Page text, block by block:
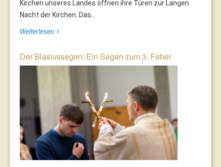
Kirchen unseres Landes öffnen ihre Türen zur Langen
Nacht der Kirchen. Das...
Weiterlesen
Der Blasiussegen: Ein Segen zum 3. Feber